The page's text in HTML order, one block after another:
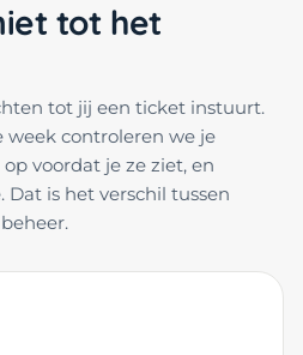
tot het
tot jij een ticket instuurt.
week controleren we je
voordat je ze ziet, en
is het verschil tussen